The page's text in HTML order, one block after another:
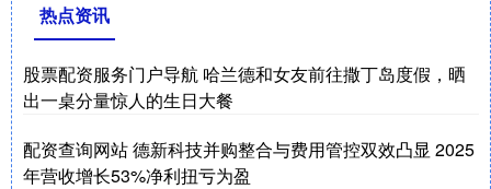
热点资讯
股票配资服务门户导航 哈兰德和女友前往撒丁岛度假，晒
出一桌分量惊人的生日大餐
配资查询网站 德新科技并购整合与费用管控双效凸显 2025
年营收增长53%净利扭亏为盈